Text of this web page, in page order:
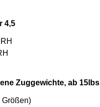
4,5
Zuggewichte, ab 15lbs
Größen)